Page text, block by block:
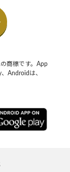
商標です。App
Androidは、